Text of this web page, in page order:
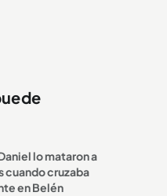
lo mataron a
cuando cruzaba
en Belén